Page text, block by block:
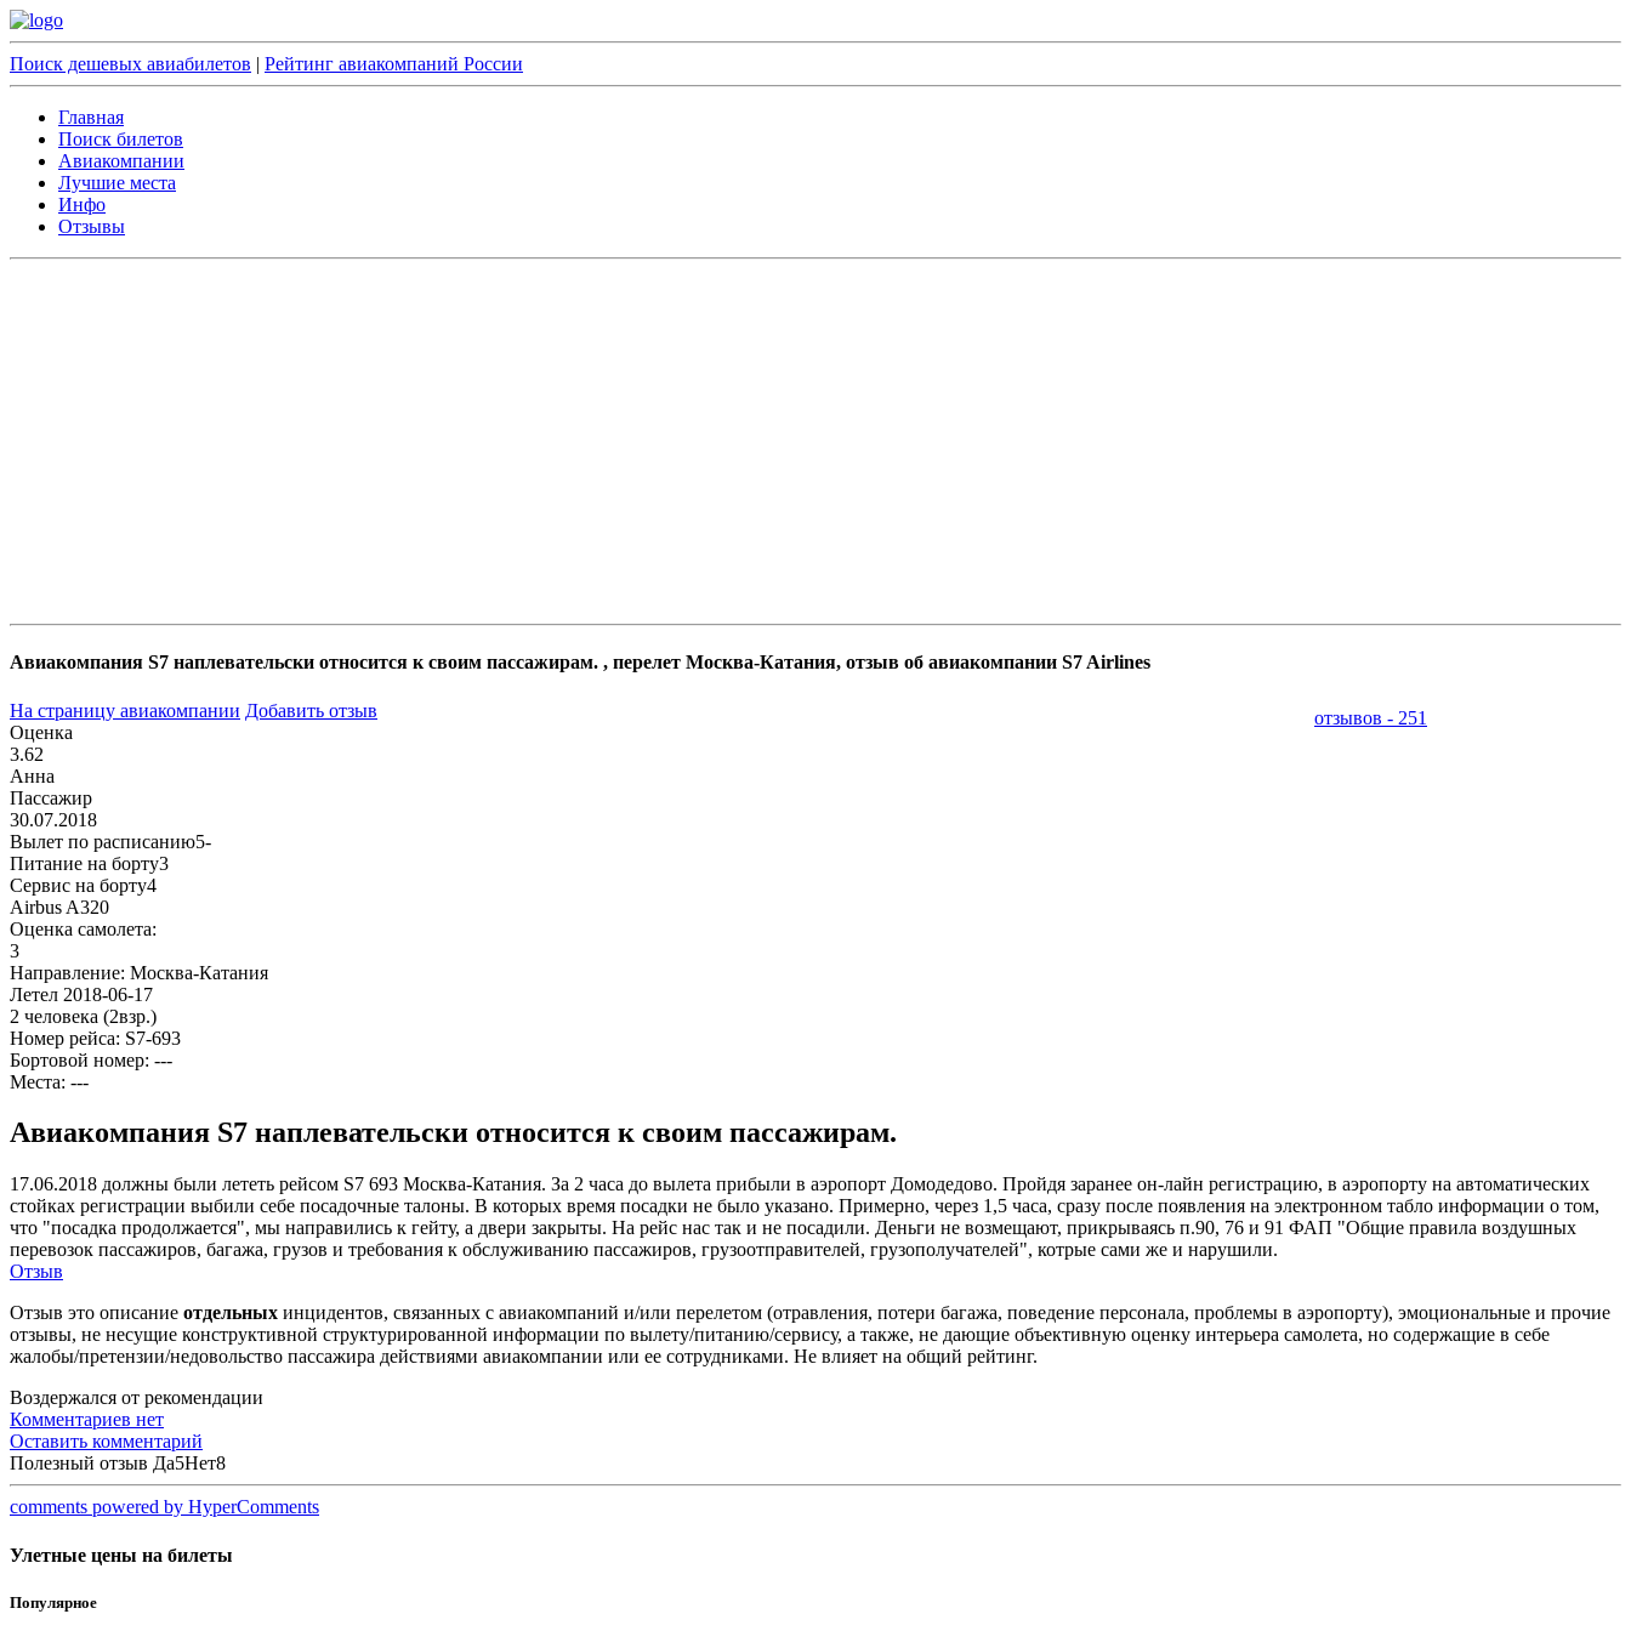
Поиск дешевых авиабилетов | Рейтинг авиакомпаний России
Главная
Поиск билетов
Авиакомпании
Лучшие места
Инфо
Отзывы
Авиакомпания S7 наплевательски относится к своим пассажирам. , перелет Москва-Катания, отзыв об авиакомпании S7 Airlines
На страницу авиакомпании Добавить отзыв отзывов - 251
Оценка
3.62
Анна
Пассажир
30.07.2018
Вылет по расписанию5-
Питание на борту3
Сервис на борту4
Airbus A320
Оценка самолета:
3
Направление: Москва-Катания
Летел 2018-06-17
2 человека (2взр.)
Номер рейса: S7-693
Бортовой номер: ---
Места: ---
Авиакомпания S7 наплевательски относится к своим пассажирам.
17.06.2018 должны были лететь рейсом S7 693 Москва-Катания. За 2 часа до вылета прибыли в аэропорт Домодедово. Пройдя заранее он-лайн регистрацию, в аэропорту на автоматических
стойках регистрации выбили себе посадочные талоны. В которых время посадки не было указано. Примерно, через 1,5 часа, сразу после появления на электронном табло информации о том,
что "посадка продолжается", мы направились к гейту, а двери закрыты. На рейс нас так и не посадили. Деньги не возмещают, прикрываясь п.90, 76 и 91 ФАП "Общие правила воздушных
перевозок пассажиров, багажа, грузов и требования к обслуживанию пассажиров, грузоотправителей, грузополучателей", котрые сами же и нарушили.
Отзыв
Отзыв это описание отдельных инцидентов, связанных с авиакомпаний и/или перелетом (отравления, потери багажа, поведение персонала, проблемы в аэропорту), эмоциональные и прочие
отзывы, не несущие конструктивной структурированной информации по вылету/питанию/сервису, а также, не дающие объективную оценку интерьера самолета, но содержащие в себе
жалобы/претензии/недовольство пассажира действиями авиакомпании или ее сотрудниками. Не влияет на общий рейтинг.
Воздержался от рекомендации
Комментариев нет
Оставить комментарий
Полезный отзыв Да5Нет8
comments powered by HyperComments
Улетные цены на билеты
Популярное